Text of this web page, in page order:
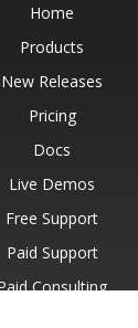
Home
Products
New Releases
Pricing
Docs
Live Demos
Free Support
Paid Support
Consulting